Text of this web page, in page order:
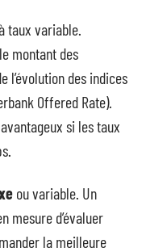
taux variable.
montant des
l’évolution des indices
Offered Rate).
si les taux
ou variable. Un
mesure d’évaluer
la meilleure